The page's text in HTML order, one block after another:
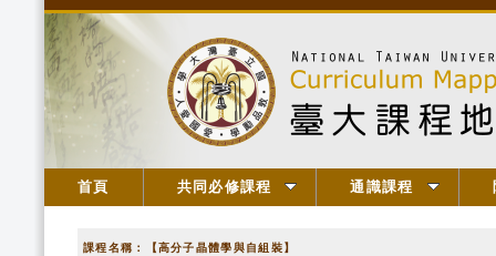
首頁 共同必修課程 通識課程
課程名稱：【高分子晶體學與自組裝】